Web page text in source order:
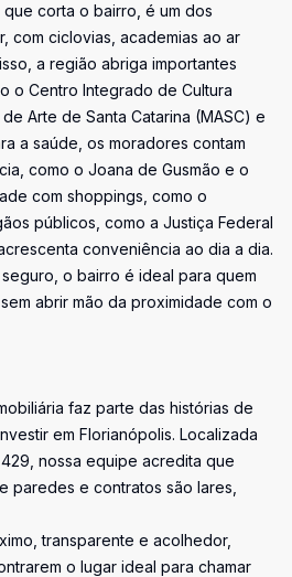
corta o bairro, é um dos
com ciclovias, academias ao ar
a região abriga importantes
o Centro Integrado de Cultura
Arte de Santa Catarina (MASC) e
a saúde, os moradores contam
como o Joana de Gusmão e o
com shoppings, como o
públicos, como a Justiça Federal
conveniência ao dia a dia.
o bairro é ideal para quem
abrir mão da proximidade com o
faz parte das histórias de
em Florianópolis. Localizada
nossa equipe acredita que
paredes e contratos são lares,
transparente e acolhedor,
o lugar ideal para chamar